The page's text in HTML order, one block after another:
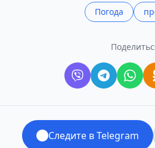
Погода
Следите в Telegram